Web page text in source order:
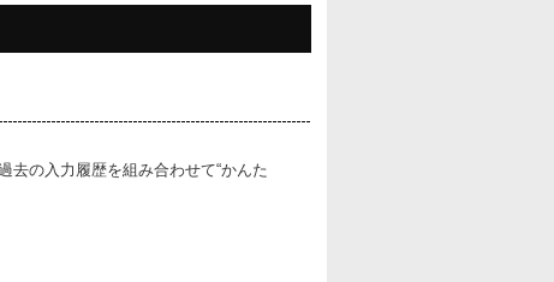
去の入力履歴を組み合わせて“かんた